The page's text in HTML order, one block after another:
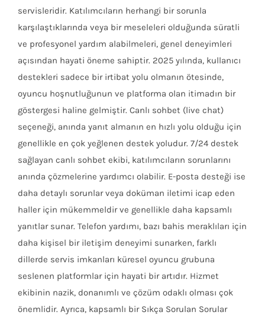
servisleridir. Katılımcıların herhangi bir sorunla
karşılaştıklarında veya bir meseleleri olduğunda süratli
ve profesyonel yardım alabilmeleri, genel deneyimleri
açısından hayati öneme sahiptir. 2025 yılında, kullanıcı
destekleri sadece bir irtibat yolu olmanın ötesinde,
oyuncu hoşnutluğunun ve platforma olan itimadın bir
göstergesi haline gelmiştir. Canlı sohbet (live chat)
seçeneği, anında yanıt almanın en hızlı yolu olduğu için
genellikle en çok yeğlenen destek yoludur. 7/24 destek
sağlayan canlı sohbet ekibi, katılımcıların sorunlarını
anında çözmelerine yardımcı olabilir. E-posta desteği ise
daha detaylı sorunlar veya doküman iletimi icap eden
haller için mükemmeldir ve genellikle daha kapsamlı
yanıtlar sunar. Telefon yardımı, bazı bahis meraklıları için
daha kişisel bir iletişim deneyimi sunarken, farklı
dillerde servis imkanları küresel oyuncu grubuna
seslenen platformlar için hayati bir artıdır. Hizmet
ekibinin nazik, donanımlı ve çözüm odaklı olması çok
önemlidir. Ayrıca, kapsamlı bir Sıkça Sorulan Sorular